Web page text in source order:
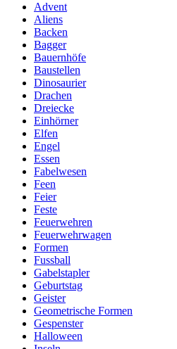
Advent
Aliens
Backen
Bagger
Bauernhöfe
Baustellen
Dinosaurier
Drachen
Dreiecke
Einhörner
Elfen
Engel
Essen
Fabelwesen
Feen
Feier
Feste
Feuerwehren
Feuerwehrwagen
Formen
Fussball
Gabelstapler
Geburtstag
Geister
Geometrische Formen
Gespenster
Halloween